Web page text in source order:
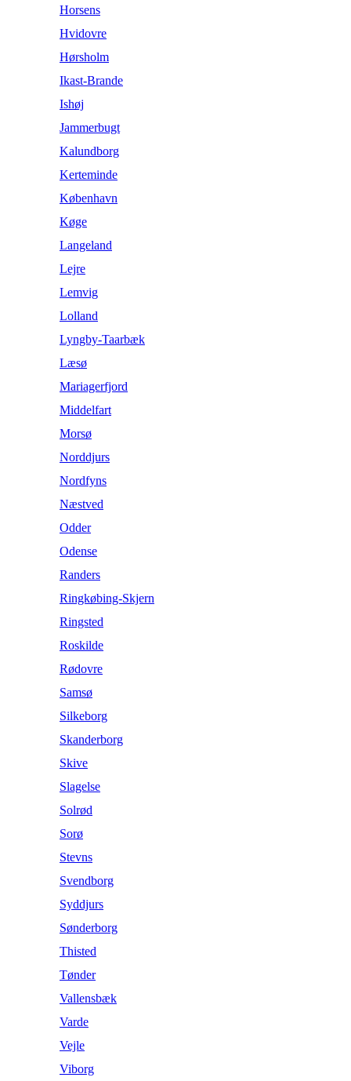
Horsens
Hvidovre
Hørsholm
Ikast-Brande
Ishøj
Jammerbugt
Kalundborg
Kerteminde
København
Køge
Langeland
Lejre
Lemvig
Lolland
Lyngby-Taarbæk
Læsø
Mariagerfjord
Middelfart
Morsø
Norddjurs
Nordfyns
Næstved
Odder
Odense
Randers
Ringkøbing-Skjern
Ringsted
Roskilde
Rødovre
Samsø
Silkeborg
Skanderborg
Skive
Slagelse
Solrød
Sorø
Stevns
Svendborg
Syddjurs
Sønderborg
Thisted
Tønder
Vallensbæk
Varde
Vejle
Viborg